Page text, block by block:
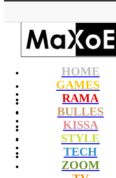
HOME
GAMES
RAMA
BULLES
KISSA
STYLE
TECH
ZOOM